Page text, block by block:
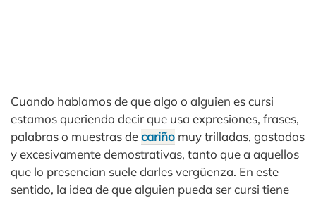
Cuando hablamos de que algo o alguien es cursi
estamos queriendo decir que usa expresiones, frases,
palabras o muestras decariño muy trilladas, gastadas
y excesivamente demostrativas, tanto que a aquellos
que lo presencian suele darles vergüenza. En este
sentido, la idea de que alguien pueda ser cursi tiene